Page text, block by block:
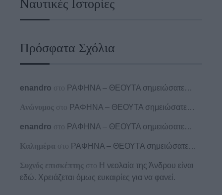
Ναυτικές Ιστορίες
Πρόσφατα Σχόλια
enandro στο ΡΑΦΗΝΑ – ΘΕΟΥΤΑ σημειώσατε…
Ανώνυμος στο ΡΑΦΗΝΑ – ΘΕΟΥΤΑ σημειώσατε…
enandro στο ΡΑΦΗΝΑ – ΘΕΟΥΤΑ σημειώσατε…
Καλημέρα στο ΡΑΦΗΝΑ – ΘΕΟΥΤΑ σημειώσατε…
Συχνός επισκέπτης στο Η νεολαία της Άνδρου είναι
εδώ. Χρειάζεται όμως ευκαιρίες για να φανεί.